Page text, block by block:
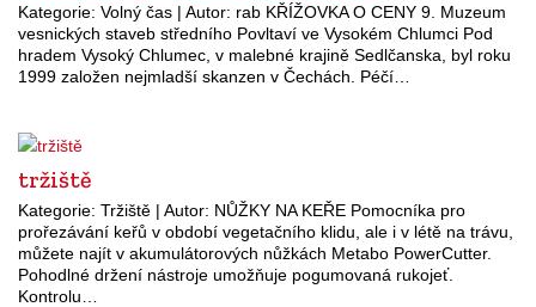
Kategorie: Volný čas | Autor: rab KŘÍŽOVKA O CENY 9. Muzeum
vesnických staveb středního Povltaví ve Vysokém Chlumci Pod
hradem Vysoký Chlumec, v malebné krajině Sedlčanska, byl roku
1999 založen nejmladší skanzen v Čechách. Péčí…
tržiště
Kategorie: Tržiště | Autor: NŮŽKY NA KEŘE Pomocníka pro
prořezávání keřů v období vegetačního klidu, ale i v létě na trávu,
můžete najít v akumulátorových nůžkách Metabo PowerCutter.
Pohodlné držení nástroje umožňuje pogumovaná rukojeť.
Kontrolu…